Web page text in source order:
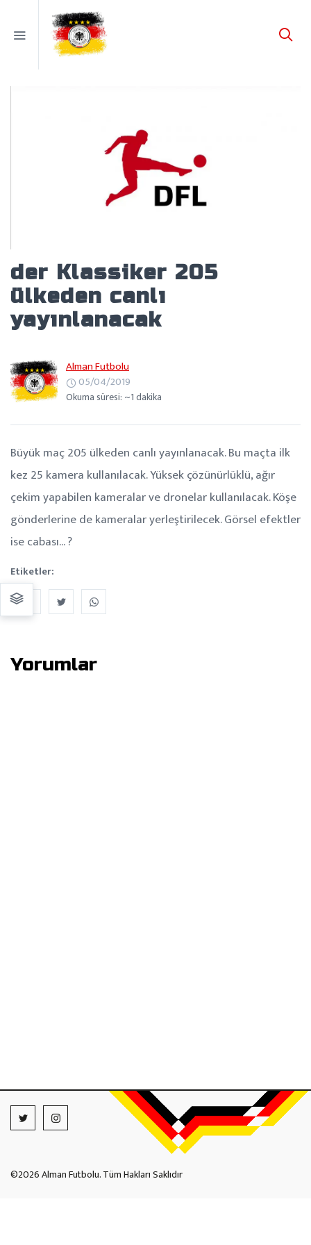
der Klassiker 205
ülkeden canlı
yayınlanacak
Alman Futbolu
05/04/2019
Okuma süresi: ~1 dakika
Büyük maç 205 ülkeden canlı yayınlanacak. Bu maçta ilk
kez 25 kamera kullanılacak. Yüksek çözünürlüklü, ağır
çekim yapabilen kameralar ve dronelar kullanılacak. Köşe
gönderlerine de kameralar yerleştirilecek. Görsel efektler
ise cabası... ?
Etiketler:
Yorumlar
©2026 Alman Futbolu. Tüm Hakları Saklıdır